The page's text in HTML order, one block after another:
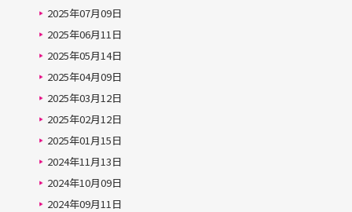
2025年07月09日
2025年06月11日
2025年05月14日
2025年04月09日
2025年03月12日
2025年02月12日
2025年01月15日
2024年11月13日
2024年10月09日
2024年09月11日